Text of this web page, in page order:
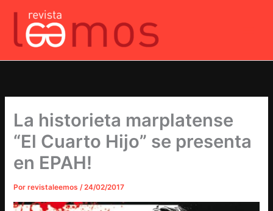
contenido
La historieta marplatense
“El Cuarto Hijo” se presenta
en EPAH!
Porrevistaleemos/24/02/2017